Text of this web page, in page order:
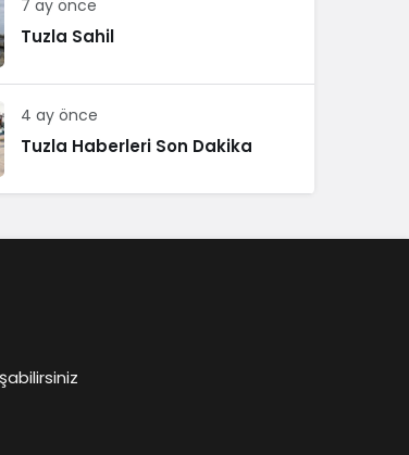
7 ay önce
Tuzla Sahil
4 ay önce
Tuzla Haberleri Son Dakika